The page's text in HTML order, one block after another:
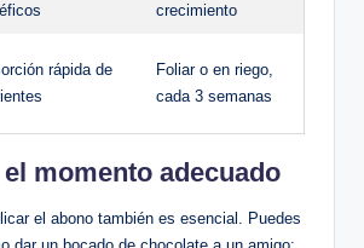
crecimiento
rápida de
Foliar o en riego,
cada 3 semanas
momento adecuado
el abono también es esencial. Puedes